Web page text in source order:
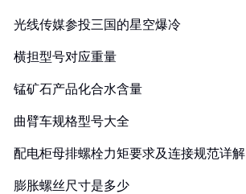
光线传媒参投三国的星空爆冷
横担型号对应重量
锰矿石产品化合水含量
曲臂车规格型号大全
配电柜母排螺栓力矩要求及连接规范详解
膨胀螺丝尺寸是多少